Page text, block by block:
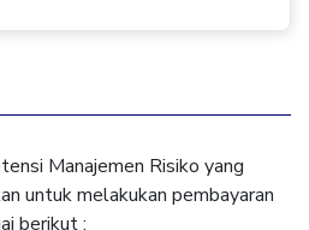
Manajemen Risiko yang
untuk melakukan pembayaran
berikut :